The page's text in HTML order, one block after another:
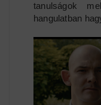
tanulságok
hangulatban